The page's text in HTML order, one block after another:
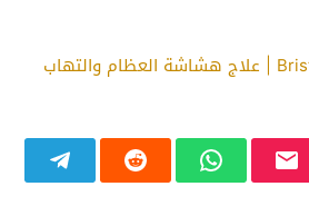
بريستافلام Bristaflam | علاج هشاشة العظام والتهاب